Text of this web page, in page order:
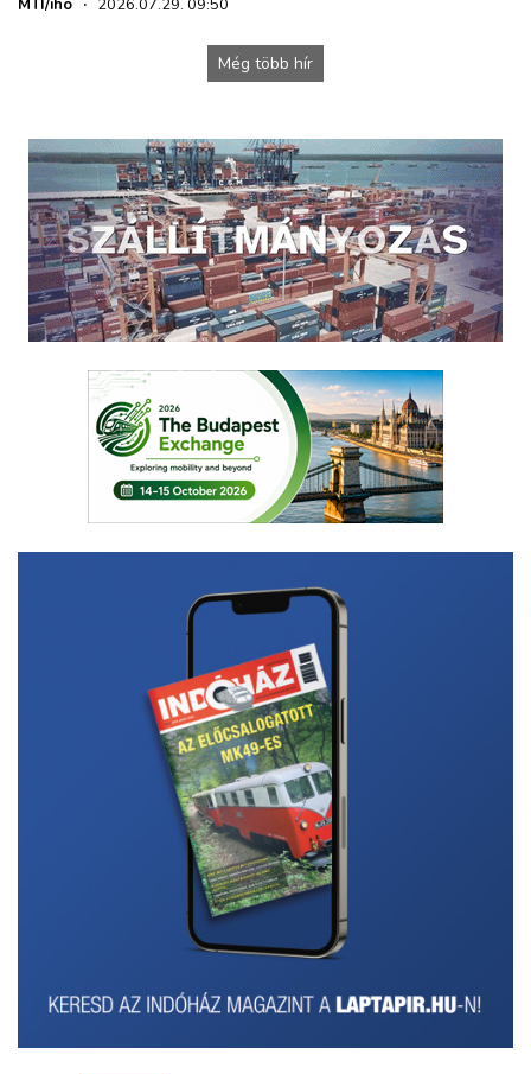
MTI/iho · 2026.07.29. 09:50
Még több hír